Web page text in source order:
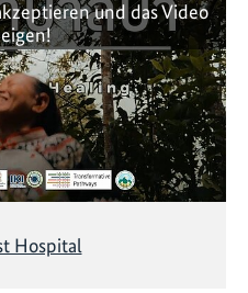
und das Video
Hospital